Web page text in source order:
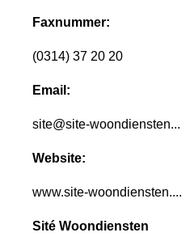
Faxnummer:
(0314) 37 20 20
Email:
site@site-woondiensten...
Website:
www.site-woondiensten....
Sité Woondiensten